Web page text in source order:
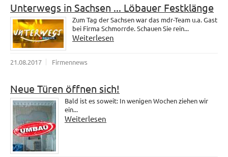
Unterwegs in Sachsen ... Löbauer Festklänge
Zum Tag der Sachsen war das mdr-Team u.a. Gast
bei Firma Schmorrde. Schauen Sie rein...
Weiterlesen
21.08.2017 Firmennews
Neue Türen öffnen sich!
Bald ist es soweit: In wenigen Wochen ziehen wir
ein...
Weiterlesen